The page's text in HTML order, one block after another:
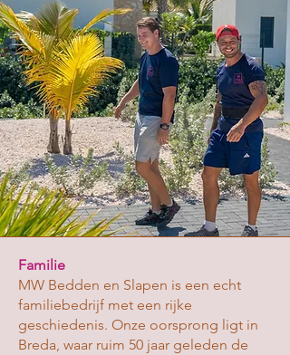
Familie
MW Bedden en Slapen is een echt
familiebedrijf met een rijke
geschiedenis. Onze oorsprong ligt in
Breda, waar ruim 50 jaar geleden de